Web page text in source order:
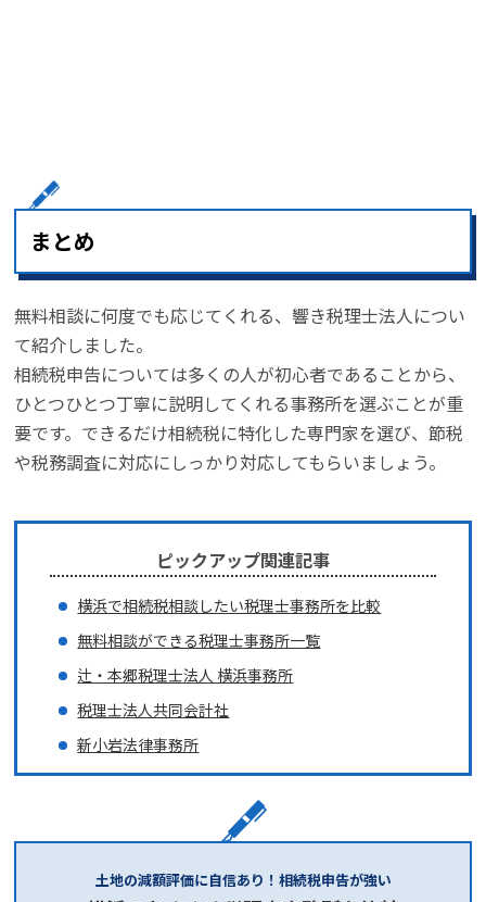
まとめ
無料相談に何度でも応じてくれる、響き税理士法人につい
て紹介しました。
相続税申告については多くの人が初心者であることから、
ひとつひとつ丁寧に説明してくれる事務所を選ぶことが重
要です。できるだけ相続税に特化した専門家を選び、節税
や税務調査に対応にしっかり対応してもらいましょう。
ピックアップ関連記事
横浜で相続税相談したい税理士事務所を比較
無料相談ができる税理士事務所一覧
辻・本郷税理士法人 横浜事務所
税理士法人共同会計社
新小岩法律事務所
土地の減額評価に自信あり！相続税申告が強い